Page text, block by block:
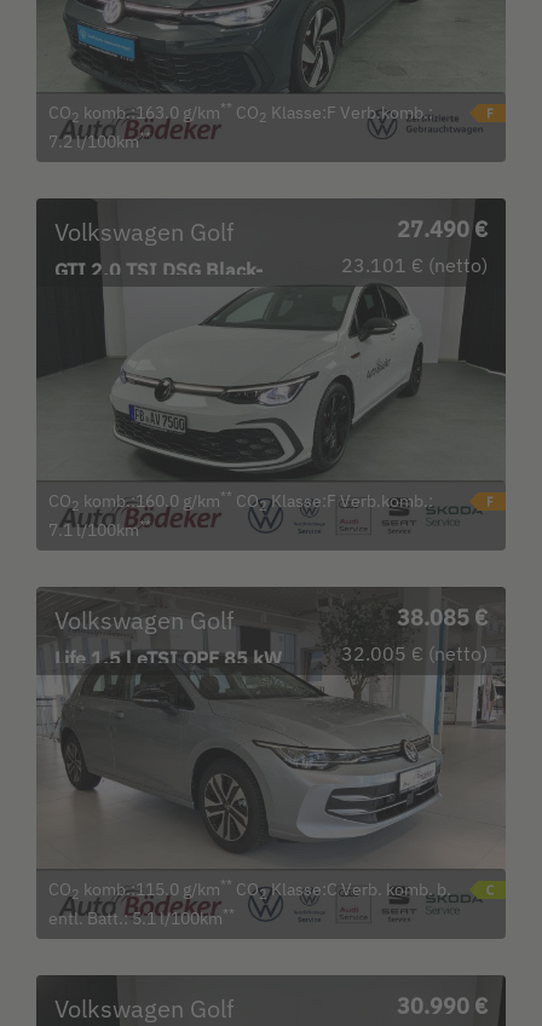
CO2 komb.:163.0 g/km** CO2 Klasse:F Verb.komb.:
7.2 l/100km**
Volkswagen Golf
GTI 2.0 TSI DSG Black-
Style Bluetooth Navi
27.490 €
23.101 € (netto)
CO2 komb.:160.0 g/km** CO2Klasse:F Verb.komb.:
7.1 l/100km**
Volkswagen Golf
Life 1.5 l eTSI OPF 85 kW
(116 PS) Navi LED
38.085 €
32.005 € (netto)
CO2 komb.:115.0 g/km** CO2Klasse:C Verb. komb. b.
entl. Batt.: 5.1 l/100km**
Volkswagen Golf 30.990 €